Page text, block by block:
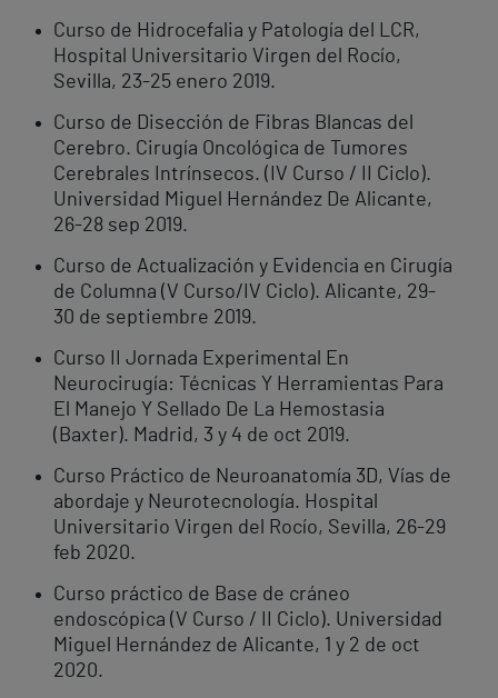
Curso de Hidrocefalia y Patología del LCR,
Hospital Universitario Virgen del Rocío,
Sevilla, 23-25 ​​enero 2019.
Curso de Disección de Fibras Blancas del
Cerebro. Cirugía Oncológica de Tumores
Cerebrales Intrínsecos. (IV Curso / II Ciclo).
Universidad Miguel Hernández De Alicante,
26-28 sep 2019.
Curso de Actualización y Evidencia en Cirugía
de Columna (V Curso/IV Ciclo). Alicante, 29-
30 de septiembre 2019.
Curso II Jornada Experimental En
Neurocirugía: Técnicas Y Herramientas Para
El Manejo Y Sellado De La Hemostasia
(Baxter). Madrid, 3 y 4 de oct 2019.
Curso Práctico de Neuroanatomía 3D, Vías de
abordaje y Neurotecnología. Hospital
Universitario Virgen del Rocío, Sevilla, 26-29
feb 2020.
Curso práctico de Base de cráneo
endoscópica (V Curso / II Ciclo). Universidad
Miguel Hernández de Alicante, 1 y 2 de oct
2020.